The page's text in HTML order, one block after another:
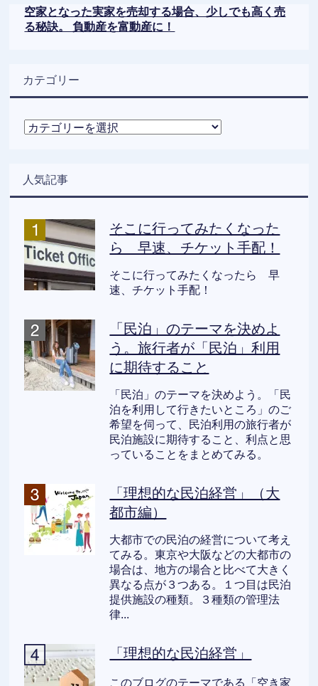
空家となった実家を売却する場合、少しでも高く売
る秘訣。 負動産を富動産に！
カテゴリー
カ
ー
人気記事
そこに行ってみたくなった
ら 早速、チケット手配！
そこに行ってみたくなったら 早
速、チケット手配！
「民泊」のテーマを決めよ
う。旅行者が「民泊」利用
に期待すること
「民泊」のテーマを決めよう。「民
泊を利用して行きたいところ」のご
希望を伺って、民泊利用の旅行者が
民泊施設に期待すること、利点と思
っていることをまとめてみる。
「理想的な民泊経営」（大
都市編）
大都市での民泊の経営について考え
てみる。東京や大阪などの大都市の
場合は、地方の場合と比べて大きく
異なる点が３つある。１つ目は民泊
提供施設の種類。３種類の管理法
律...
「理想的な民泊経営」
このブログのテーマである「空き家